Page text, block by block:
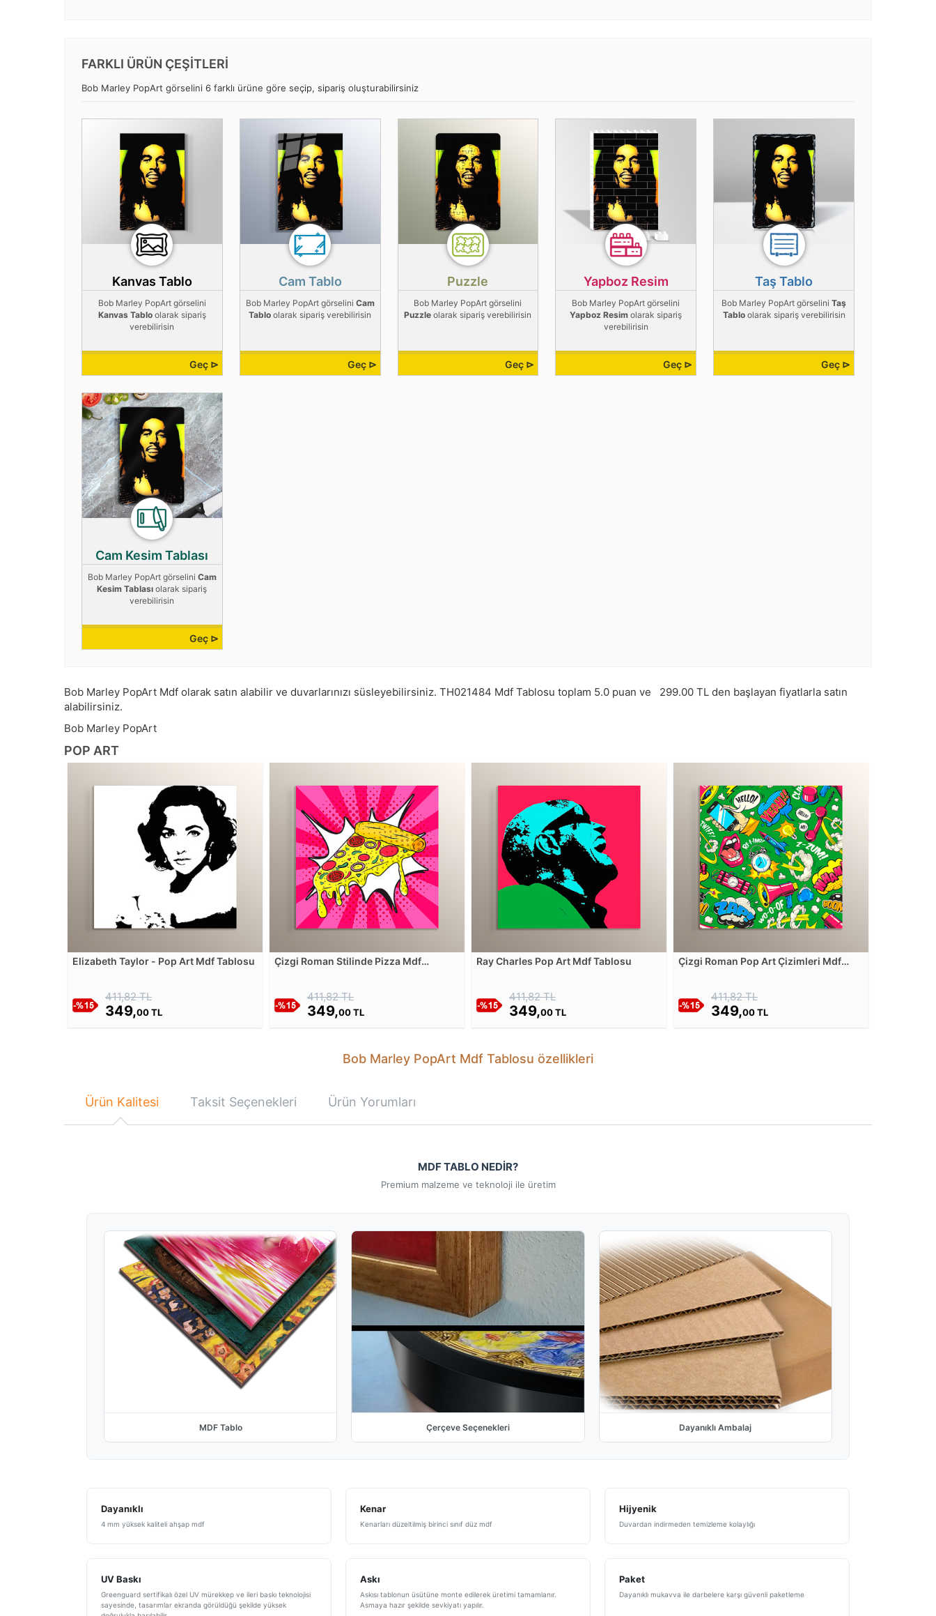
FARKLI ÜRÜN ÇEŞİTLERİ
Bob Marley PopArt görselini 6 farklı ürüne göre seçip, sipariş oluşturabilirsiniz
Kanvas Tablo
Bob Marley PopArt görselini
Kanvas Tabloolarak sipariş
verebilirisin
Geç ⊳
Cam Tablo
Bob Marley PopArt görselini Cam
Tablo olarak sipariş verebilirisin
Geç ⊳
Puzzle
Bob Marley PopArt görselini
Puzzle olarak sipariş verebilirisin
Geç ⊳
Yapboz Resim
Bob Marley PopArt görselini
Yapboz Resim olarak sipariş
verebilirisin
Geç ⊳
Taş Tablo
Bob Marley PopArt görseliniTaş
Tabloolarak sipariş verebilirisin
Geç ⊳
Cam Kesim Tablası
Bob Marley PopArt görselini Cam
Kesim Tablası olarak sipariş
verebilirisin
Geç ⊳
Bob Marley PopArt Mdf olarak satın alabilir ve duvarlarınızı süsleyebilirsiniz. TH021484 Mdf Tablosu toplam 5.0 puan ve 299.00 TL den başlayan fiyatlarla satın
alabilirsiniz.
Bob Marley PopArt
POP ART
Elizabeth Taylor - Pop Art Mdf Tablosu
411,82 TL
349,00 TL
Çizgi Roman Stilinde Pizza Mdf
411,82 TL
349,00 TL
Ray Charles Pop Art Mdf Tablosu
411,82 TL
349,00 TL
Çizgi Roman Pop Art Çizimleri Mdf
411,82 TL
349,00 TL
Bob Marley PopArt Mdf Tablosu özellikleri
Ürün Kalitesi Taksit Seçenekleri Ürün Yorumları
MDF TABLO NEDİR?
Premium malzeme ve teknoloji ile üretim
MDF Tablo Çerçeve Seçenekleri Dayanıklı Ambalaj
Dayanıklı
4 mm yüksek kaliteli ahşap mdf
Kenar
Kenarları düzeltilmiş birinci sınıf düz mdf
Hijyenik
Duvardan indirmeden temizleme kolaylığı
UV Baskı
Greenguard sertifikalı özel UV mürekkep ve ileri baskı teknolojisi
sayesinde, tasarımlar ekranda görüldüğü şekilde yüksek
Askı
Askısı tablonun üsütüne monte edilerek üretimi tamamlanır.
Asmaya hazır şekilde sevkiyatı yapılır.
Paket
Dayanıklı mukavva ile darbelere karşı güvenli paketleme